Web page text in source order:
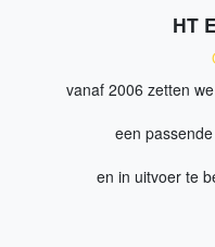
HT
vanaf 2006 zetten
een
en in uitvoer te